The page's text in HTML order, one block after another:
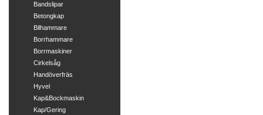
Bandslipar
Betongkap
Bilhammare
Borrhammare
Borrmaskiner
Cirkelsåg
Handöverfräs
Hyvel
Kap&Bockmaskin
Kap/Gering